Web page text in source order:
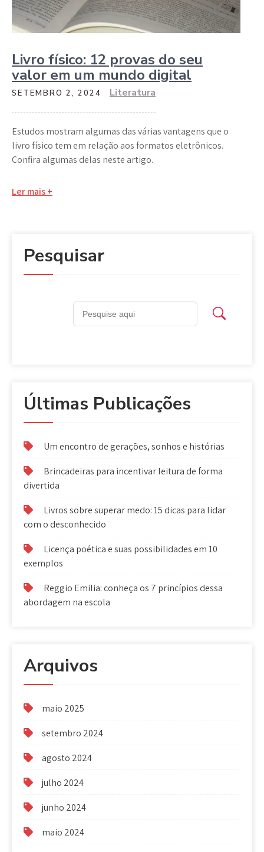
Livro físico: 12 provas do seu
valor em um mundo digital
SETEMBRO 2, 2024 Literatura
Estudos mostram algumas das várias vantagens que o
livro físico tem em relação aos formatos eletrônicos.
Confira algumas delas neste artigo.
Ler mais +
Pesquisar
Últimas Publicações
Um encontro de gerações, sonhos e histórias
Brincadeiras para incentivar leitura de forma
divertida
Livros sobre superar medo: 15 dicas para lidar
com o desconhecido
Licença poética e suas possibilidades em 10
exemplos
Reggio Emilia: conheça os 7 princípios dessa
abordagem na escola
Arquivos
maio 2025
setembro 2024
agosto 2024
julho 2024
junho 2024
maio 2024